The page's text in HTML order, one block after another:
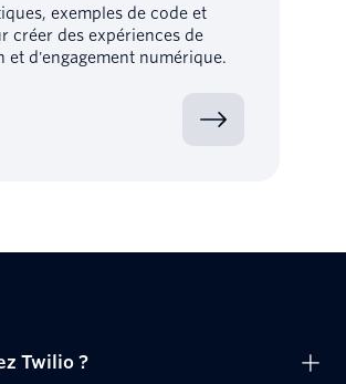
exemples de code et
créer des expériences de
et d'engagement numérique.
Twilio ?